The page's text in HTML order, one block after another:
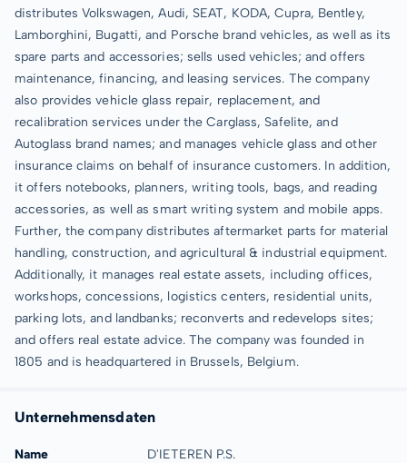
distributes Volkswagen, Audi, SEAT, KODA, Cupra, Bentley,
Lamborghini, Bugatti, and Porsche brand vehicles, as well as its
spare parts and accessories; sells used vehicles; and offers
maintenance, financing, and leasing services. The company
also provides vehicle glass repair, replacement, and
recalibration services under the Carglass, Safelite, and
Autoglass brand names; and manages vehicle glass and other
insurance claims on behalf of insurance customers. In addition,
it offers notebooks, planners, writing tools, bags, and reading
accessories, as well as smart writing system and mobile apps.
Further, the company distributes aftermarket parts for material
handling, construction, and agricultural & industrial equipment.
Additionally, it manages real estate assets, including offices,
workshops, concessions, logistics centers, residential units,
parking lots, and landbanks; reconverts and redevelops sites;
and offers real estate advice. The company was founded in
1805 and is headquartered in Brussels, Belgium.
Unternehmensdaten
Name D'IETEREN P.S.